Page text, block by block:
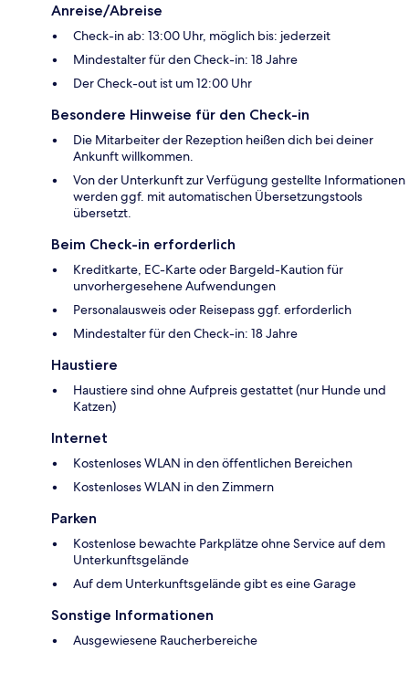
Anreise/Abreise
Check-in ab: 13:00 Uhr, möglich bis: jederzeit
Mindestalter für den Check-in: 18 Jahre
Der Check-out ist um 12:00 Uhr
Besondere Hinweise für den Check-in
Die Mitarbeiter der Rezeption heißen dich bei deiner
Ankunft willkommen.
Von der Unterkunft zur Verfügung gestellte Informationen
werden ggf. mit automatischen Übersetzungstools
übersetzt.
Beim Check-in erforderlich
Kreditkarte, EC-Karte oder Bargeld-Kaution für
unvorhergesehene Aufwendungen
Personalausweis oder Reisepass ggf. erforderlich
Mindestalter für den Check-in: 18 Jahre
Haustiere
Haustiere sind ohne Aufpreis gestattet (nur Hunde und
Katzen)
Internet
Kostenloses WLAN in den öffentlichen Bereichen
Kostenloses WLAN in den Zimmern
Parken
Kostenlose bewachte Parkplätze ohne Service auf dem
Unterkunftsgelände
Auf dem Unterkunftsgelände gibt es eine Garage
Sonstige Informationen
Ausgewiesene Raucherbereiche